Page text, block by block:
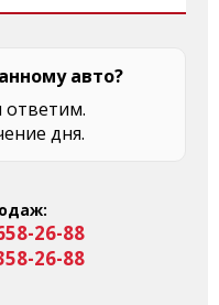
авто?
дня.
26-88
26-88